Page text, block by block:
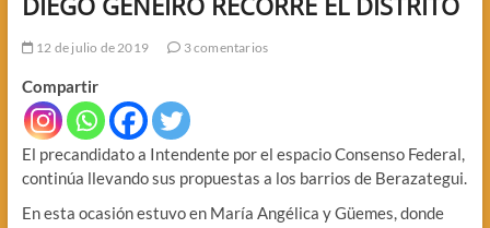
12 de julio de 2019 3 comentarios
Compartir
El precandidato a Intendente por el espacio Consenso Federal,
continúa llevando sus propuestas a los barrios de Berazategui.
En esta ocasión estuvo en María Angélica y Güemes, donde